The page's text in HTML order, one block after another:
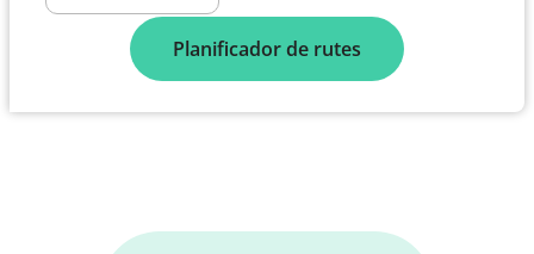
Planificador de rutes